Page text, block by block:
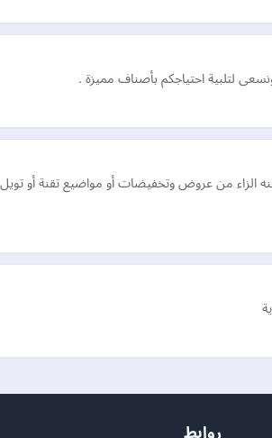
من عروض وتخفيضات أو مواضيع تقنة أو تويل
روابط